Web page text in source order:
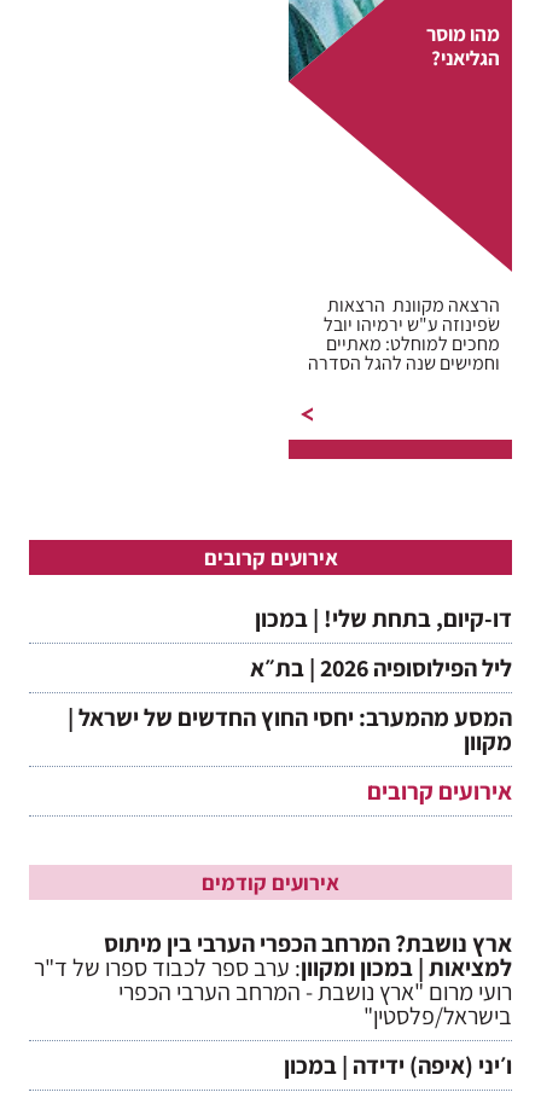
מהו מוסר
הגליאני?
הרצאה מקוונת הרצאות
שֹפינוזה ע"ש ירמיהו יובל
מחכים למוחלט: מאתיים
וחמישים שנה להגל הסדרה
אירועים קרובים
דו-קיום, בתחת שלי! | במכון
ליל הפילוסופיה 2026 | בת״א
המסע מהמערב: יחסי החוץ החדשים של ישראל |
מקוון
אירועים קרובים
אירועים קודמים
ארץ נושבת? המרחב הכפרי הערבי בין מיתוס
למציאות | במכון ומקוון: ערב ספר לכבוד ספרו של ד"ר
רועי מרום "ארץ נושבת - המרחב הערבי הכפרי
בישראל/פלסטין"
ו׳יני (איפה) ידידה | במכון